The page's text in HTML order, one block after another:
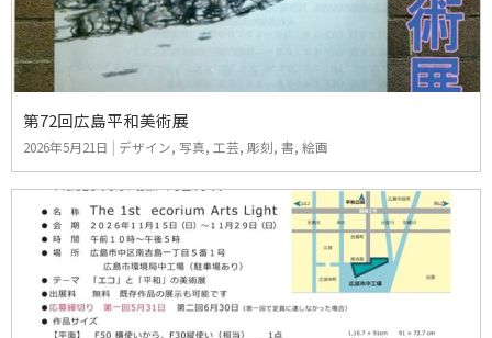
第72回広島平和美術展
2026年5月21日 | デザイン, 写真, 工芸, 彫刻, 書, 絵画